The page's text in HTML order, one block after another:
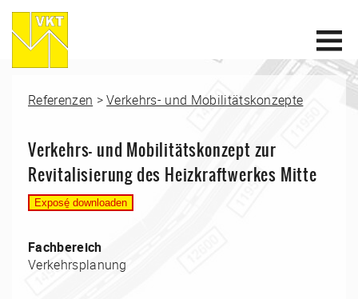
Referenzen >Verkehrs- und Mobilitätskonzepte
Verkehrs- und Mobilitätskonzept zur
Revitalisierung des Heizkraftwerkes Mitte
Fachbereich
Verkehrsplanung